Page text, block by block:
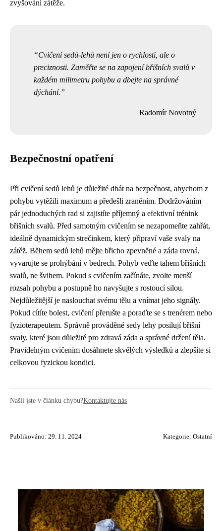
zvyšování zátěže.
Cvičení sedů-lehů není jen o rychlosti, ale o
preciznosti. Zaměřte se na zapojení břišních svalů v
každém milimetru pohybu a dbejte na správné
dýchání.
Radomír Novotný
Bezpečnostní opatření
Při cvičení sedů lehů je důležité dbát na bezpečnost, abychom z
pohybu vytěžili maximum a předešli zraněním. Dodržováním
pár jednoduchých rad si zajistíte příjemný a efektivní trénink
břišních svalů. Před samotným cvičením se nezapomeňte zahřát,
ideálně dynamickým strečinkem, který připraví vaše svaly na
zátěž. Během sedů lehů mějte břicho zpevněné a záda rovná,
vyvarujte se prohýbání v bedrech. Pohyb veďte tahem břišních
svalů, ne švihem. Pokud s cvičením začínáte, zvolte menší
rozsah pohybu a postupně ho navyšujte s rostoucí silou.
Nejdůležitější je naslouchat svému tělu a vnímat jeho signály.
Pokud cítíte bolest, cvičení přerušte a poraďte se s trenérem nebo
fyzioterapeutem. Správně prováděné sedy lehy posilují břišní
svaly, které jsou důležité pro zdravá záda a správné držení těla.
Pravidelným cvičením dosáhnete skvělých výsledků a zlepšíte si
celkovou fyzickou kondici.
Našli jste v článku chybu?Kontaktujte nás
Publikováno: 29. 11. 2024 Kategorie: Ostatní